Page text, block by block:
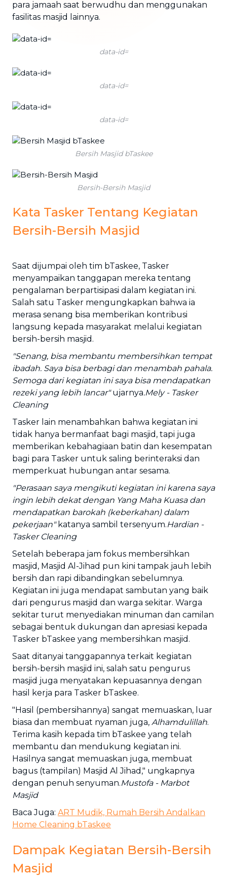
para jamaah saat berwudhu dan menggunakan
fasilitas masjid lainnya.
data-id=
data-id=
data-id=
Bersih Masjid bTaskee
Bersih-Bersih Masjid
Kata Tasker Tentang Kegiatan
Bersih-Bersih Masjid
Saat dijumpai oleh tim bTaskee, Tasker
menyampaikan tanggapan mereka tentang
pengalaman berpartisipasi dalam kegiatan ini.
Salah satu Tasker mengungkapkan bahwa ia
merasa senang bisa memberikan kontribusi
langsung kepada masyarakat melalui kegiatan
bersih-bersih masjid.
"Senang, bisa membantu membersihkan tempat
ibadah. Saya bisa berbagi dan menambah pahala.
Semoga dari kegiatan ini saya bisa mendapatkan
rezeki yang lebih lancar"ujarnya.Mely - Tasker
Cleaning
Tasker lain menambahkan bahwa kegiatan ini
tidak hanya bermanfaat bagi masjid, tapi juga
memberikan kebahagiaan batin dan kesempatan
bagi para Tasker untuk saling berinteraksi dan
memperkuat hubungan antar sesama.
"Perasaan saya mengikuti kegiatan ini karena saya
ingin lebih dekat dengan Yang Maha Kuasa dan
mendapatkan barokah (keberkahan) dalam
pekerjaan" katanya sambil tersenyum.Hardian -
Tasker Cleaning
Setelah beberapa jam fokus membersihkan
masjid, Masjid Al-Jihad pun kini tampak jauh lebih
bersih dan rapi dibandingkan sebelumnya.
Kegiatan ini juga mendapat sambutan yang baik
dari pengurus masjid dan warga sekitar. Warga
sekitar turut menyediakan minuman dan camilan
sebagai bentuk dukungan dan apresiasi kepada
Tasker bTaskee yang membersihkan masjid.
Saat ditanyai tanggapannya terkait kegiatan
bersih-bersih masjid ini, salah satu pengurus
masjid juga menyatakan kepuasannya dengan
hasil kerja para Tasker bTaskee.
"Hasil (pembersihannya) sangat memuaskan, luar
biasa dan membuat nyaman juga, Alhamdulillah.
Terima kasih kepada tim bTaskee yang telah
membantu dan mendukung kegiatan ini.
Hasilnya sangat memuaskan juga, membuat
bagus (tampilan) Masjid Al Jihad," ungkapnya
dengan penuh senyuman.Mustofa - Marbot
Masjid
Baca Juga: ART Mudik, Rumah Bersih Andalkan
Home Cleaning bTaskee
Dampak Kegiatan Bersih-Bersih
Masjid